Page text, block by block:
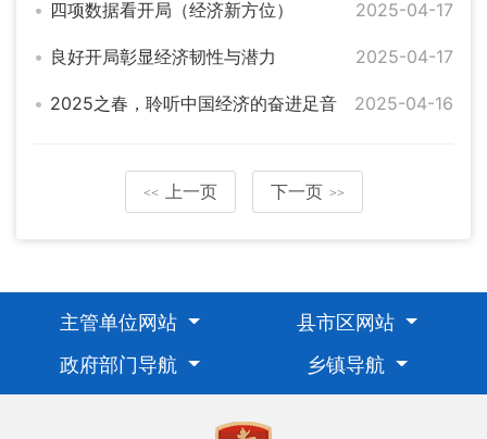
四项数据看开局（经济新方位） 2025-04-17
良好开局彰显经济韧性与潜力 2025-04-17
2025之春，聆听中国经济的奋进足音 2025-04-16
<< 上一页 下一页 >>
主管单位网站
县市区网站
政府部门导航
乡镇导航